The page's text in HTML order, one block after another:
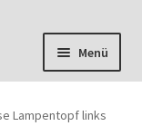
Menü
Lampentopf links